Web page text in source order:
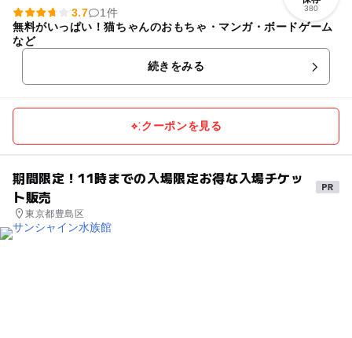
380
3.7
1件
無料がいっぱい！猫ちゃんのおもちゃ・マンガ・ボードゲーム
など
続きをみる
クーポンを見る
期間限定！11時までの入場限定お得な入場チケッ
ト販売
東京都豊島区